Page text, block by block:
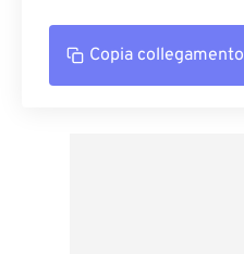
Copia collegamento